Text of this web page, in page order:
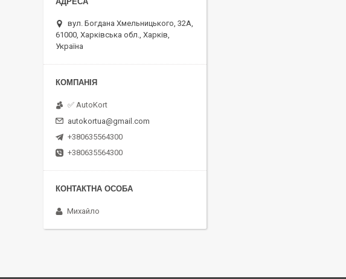
вул. Богдана Хмельницького, 32А,
61000, Харківська обл., Харків,
Україна
✅ AutoKort
autokortua@gmail.com
+380635564300
+380635564300
Михайло